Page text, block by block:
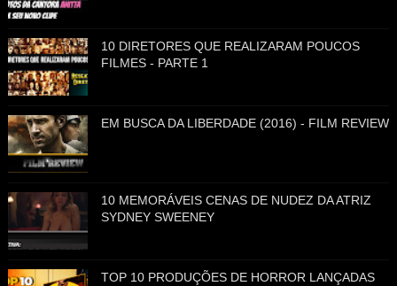
10 DIRETORES QUE REALIZARAM POUCOS
FILMES - PARTE 1
EM BUSCA DA LIBERDADE (2016) - FILM REVIEW
10 MEMORÁVEIS CENAS DE NUDEZ DA ATRIZ
SYDNEY SWEENEY
TOP 10 PRODUÇÕES DE HORROR LANÇADAS